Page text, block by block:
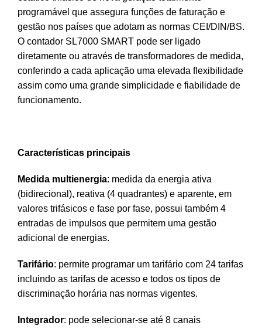
programável que assegura funções de faturação e
gestão nos países que adotam as normas CEI/DIN/BS.
O contador SL7000 SMART pode ser ligado
diretamente ou através de transformadores de medida,
conferindo a cada aplicação uma elevada flexibilidade
assim como uma grande simplicidade e fiabilidade de
funcionamento.
Características principais
Medida multienergia: medida da energia ativa
(bidirecional), reativa (4 quadrantes) e aparente, em
valores trifásicos e fase por fase, possui também 4
entradas de impulsos que permitem uma gestão
adicional de energias.
Tarifário: permite programar um tarifário com 24 tarifas
incluindo as tarifas de acesso e todos os tipos de
discriminação horária nas normas vigentes.
Integrador: pode selecionar-se até 8 canais